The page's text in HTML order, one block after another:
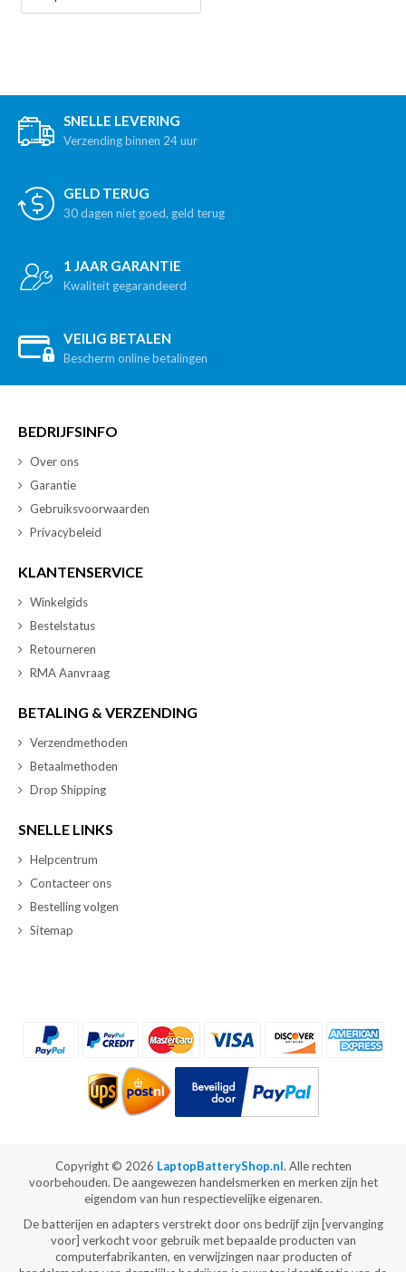
SNELLE LEVERING
Verzending binnen 24 uur
GELD TERUG
30 dagen niet goed, geld terug
1 JAAR GARANTIE
Kwaliteit gegarandeerd
VEILIG BETALEN
Bescherm online betalingen
BEDRIJFSINFO
Over ons
Garantie
Gebruiksvoorwaarden
Privacybeleid
KLANTENSERVICE
Winkelgids
Bestelstatus
Retourneren
RMA Aanvraag
BETALING & VERZENDING
Verzendmethoden
Betaalmethoden
Drop Shipping
SNELLE LINKS
Helpcentrum
Contacteer ons
Bestelling volgen
Sitemap
Copyright © 2026 LaptopBatteryShop.nl. Alle rechten
voorbehouden. De aangewezen handelsmerken en merken zijn het
eigendom van hun respectievelijke eigenaren.
De batterijen en adapters verstrekt door ons bedrijf zijn [vervanging
voor] verkocht voor gebruik met bepaalde producten van
computerfabrikanten, en verwijzingen naar producten of